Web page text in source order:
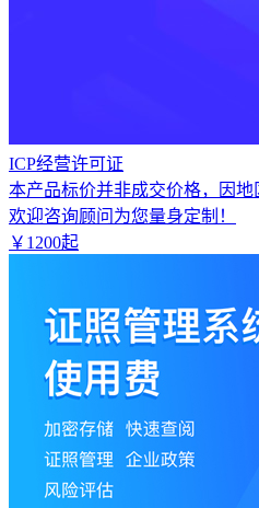
ICP经营许可证
本产品标价并非成交价格，因地
欢迎咨询顾问为您量身定制！
￥ 1200起